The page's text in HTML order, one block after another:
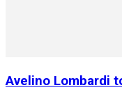
Avelino Lombardi